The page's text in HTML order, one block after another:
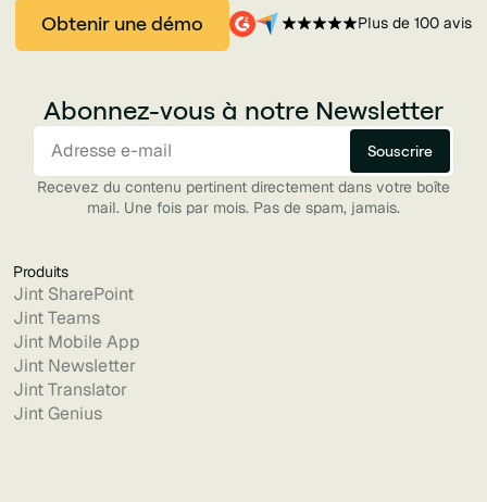
Obtenir une démo Plus de 100 avis
Abonnez-vous à notre Newsletter
Recevez du contenu pertinent directement dans votre boîte
mail. Une fois par mois. Pas de spam, jamais.
Produits
Jint SharePoint
Jint Teams
Jint Mobile App
Jint Newsletter
Jint Translator
Jint Genius